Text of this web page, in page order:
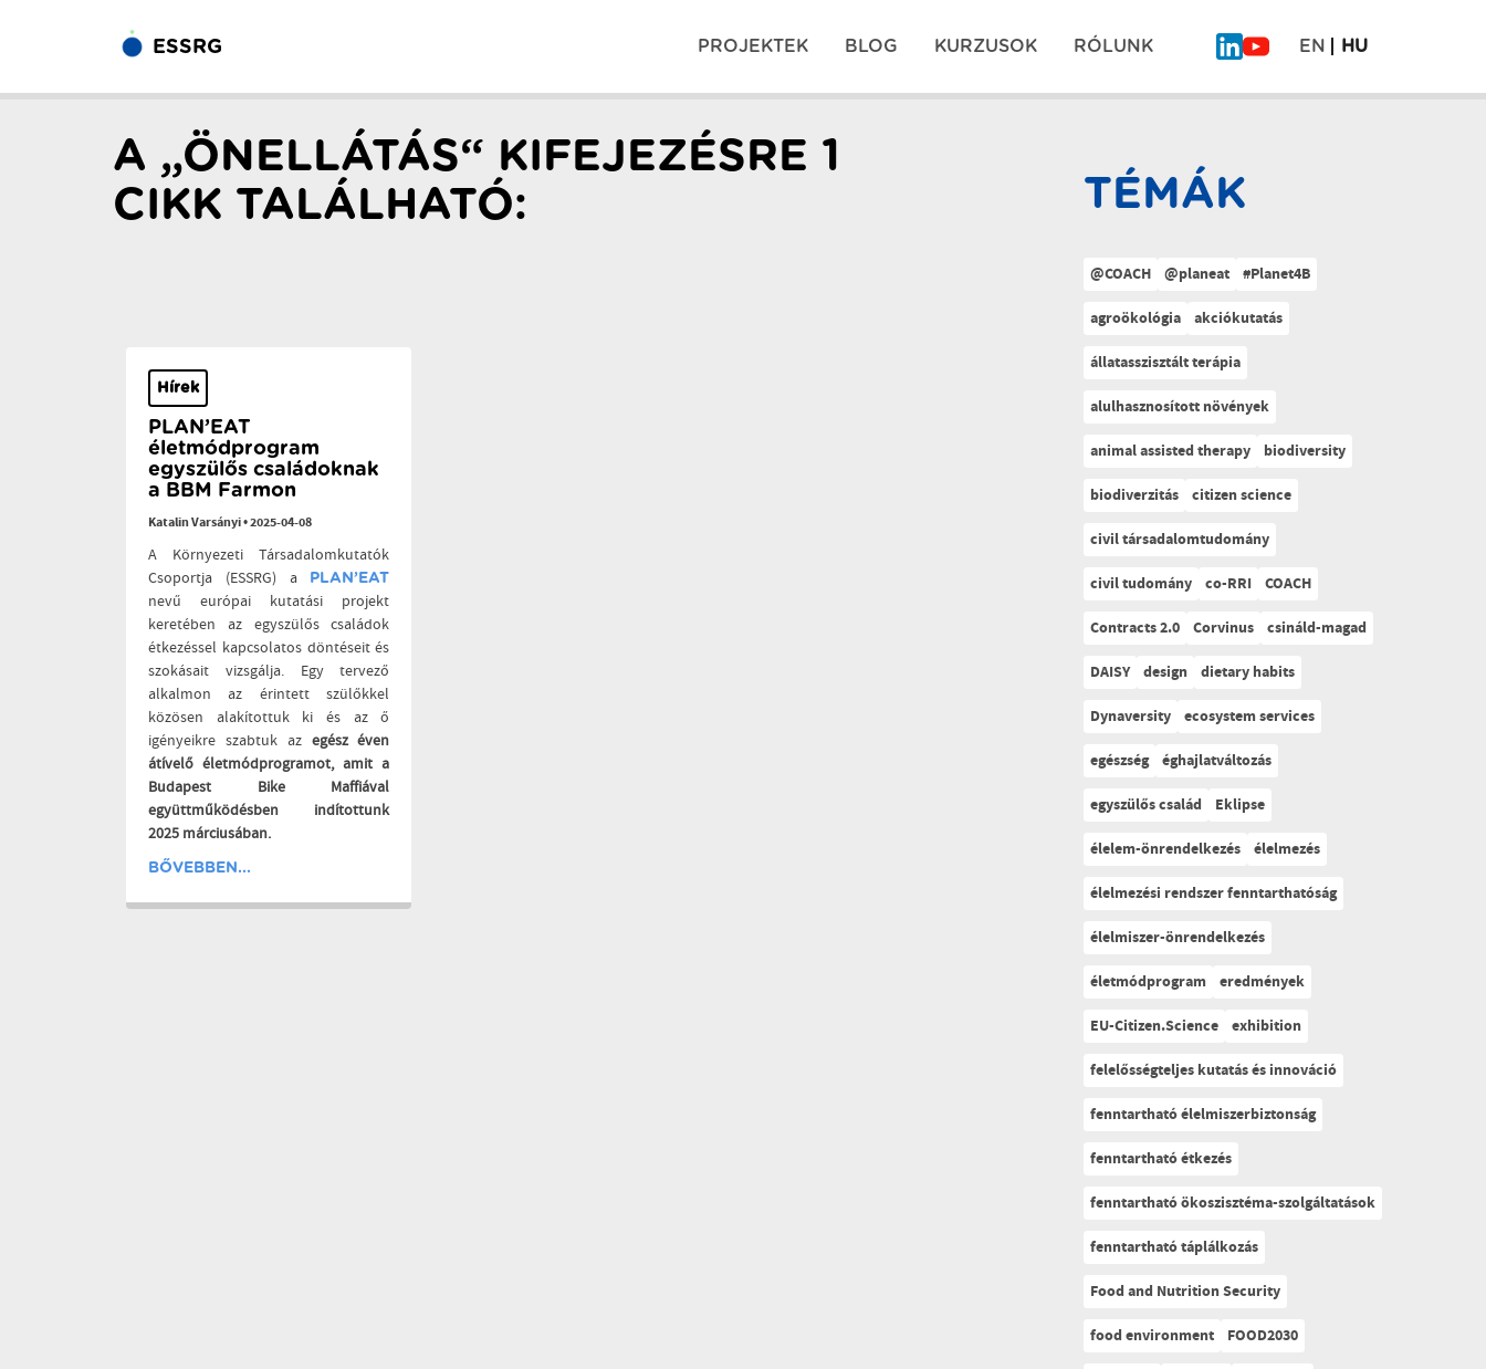
ESSRG PROJEKTEK BLOG KURZUSOK RÓLUNK EN HU
TÉMÁK
@COACH @planeat
#Planet4B
agroökológia
akciókutatás
állatasszisztált terápia
alulhasznosított növények
animal assisted therapy
biodiversity
biodiverzitás
citizen science
civil társadalomtudomány
civil tudomány
co-RRI
COACH
Contracts 2.0
Corvinus
csináld-magad
DAISY
design
dietary habits
Dynaversity
ecosystem services
egészség
éghajlatváltozás
egyszülős család
Eklipse
élelem-önrendelkezés
élelmezés
élelmezési rendszer fenntarthatóság
élelmiszer-önrendelkezés
életmódprogram
eredmények
EU-Citizen.Science
exhibition
felelősségteljes kutatás és innováció
fenntartható élelmiszerbiztonság
fenntartható étkezés
fenntartható ökoszisztéma-szolgáltatások
fenntartható táplálkozás
Food and Nutrition Security
food environment
FOOD2030
A „ÖNELLÁTÁS“ KIFEJEZÉSRE 1
CIKK TALÁLHATÓ:
Hírek
PLAN’EAT
életmódprogram
egyszülős családoknak
a BBM Farmon
Katalin Varsányi•2025-04-08
A Környezeti Társadalomkutatók
Csoportja (ESSRG) a
PLAN’EAT
nevű európai kutatási projekt
keretében az egyszülős családok
étkezéssel kapcsolatos döntéseit és
szokásait vizsgálja. Egy tervező
alkalmon az érintett szülőkkel
közösen alakítottuk ki és az ő
igényeikre szabtuk az egész éven
átívelő életmódprogramot, amit a
Budapest Bike Maffiával
együttműködésben indítottunk
2025 márciusában.
BŐVEBBEN...